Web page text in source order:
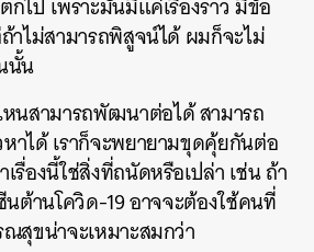
กไป เพราะมันมีแค่เรื่องราว มีข้อ
าไม่สามารถพิสูจน์ได้ ผมก็จะไม่
นั้น
หนสามารถพัฒนาต่อได้ สามารถ
ได้ เราก็จะพยายามขุดคุ้ยกันต่อ
รื่องนี้ใช่สิ่งที่ถนัดหรือเปล่า เช่น ถ้า
นต้านโควิด-19 อาจจะต้องใช้คนที่
สุขน่าจะเหมาะสมกว่า